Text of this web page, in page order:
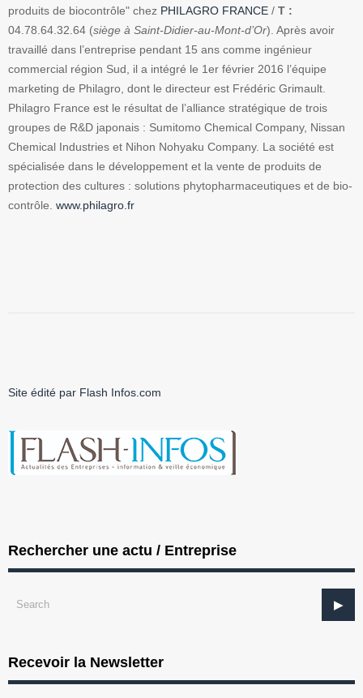
produits de biocontrôle" chez PHILAGRO FRANCE / T :
04.78.64.32.64 (siège à Saint-Didier-au-Mont-d’Or). Après avoir
travaillé dans l’entreprise pendant 15 ans comme ingénieur
commercial région Sud, il a intégré le 1er février 2016 l’équipe
marketing de Philagro, dont le directeur est Frédéric Grimault.
Philagro France est le résultat de l’alliance stratégique de trois
groupes de R&D japonais : Sumitomo Chemical Company, Nissan
Chemical Industries et Nihon Nohyaku Company. La société est
spécialisée dans le développement et la vente de produits de
protection des cultures : solutions phytopharmaceutiques et de bio‐
contrôle. www.philagro.fr
Site édité par Flash Infos.com
Rechercher une actu / Entreprise
Recevoir la Newsletter